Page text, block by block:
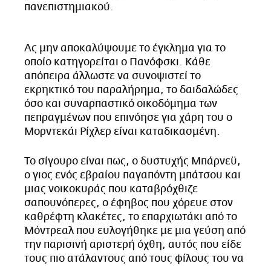
πανεπιστημιακού.
Ας μην αποκαλύψουμε το έγκλημα για το
οποίο κατηγορείται ο Πανόφσκι. Κάθε
απόπειρα άλλωστε να συνοψιστεί το
εκρηκτικό του παραλήρημα, το δαιδαλώδες
όσο και συναρπαστικό οικοδόμημα των
πεπραγμένων που επινόησε για χάρη του ο
Μορντεκάι Ρίχλερ είναι καταδικασμένη.
Το σίγουρο είναι πως, ο δυστυχής Μπάρνεϋ,
ο γιος ενός εβραίου παγαπόντη μπάτσου και
μιας νοικοκυράς που καταβρόχθιζε
σαπουνόπερες, ο έφηβος που χόρευε στον
καθρέφτη κλακέτες, το επαρχιωτάκι από το
Μόντρεαλ που ευλογήθηκε με μια γεύση από
την παρισινή αριστερή όχθη, αυτός που είδε
τους πιο ατάλαντους από τους φίλους του να